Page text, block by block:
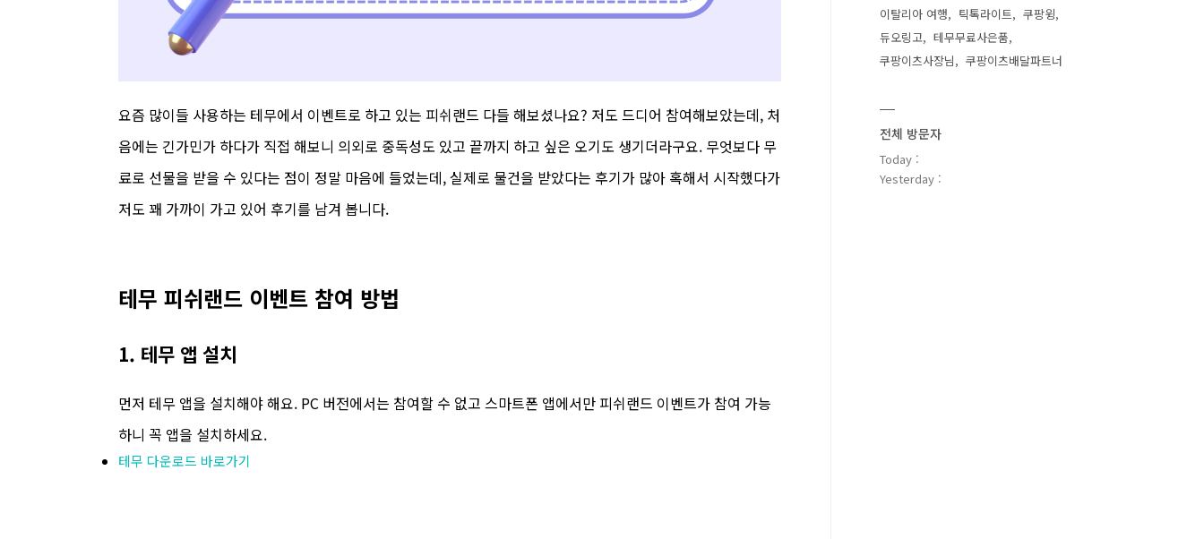
요즘 많이들 사용하는 테무에서 이벤트로 하고 있는 피쉬랜드 다들 해보셨나요? 저도 드디어 참여해보았는데, 처
음에는 긴가민가 하다가 직접 해보니 의외로 중독성도 있고 끝까지 하고 싶은 오기도 생기더라구요. 무엇보다 무
료로 선물을 받을 수 있다는 점이 정말 마음에 들었는데, 실제로 물건을 받았다는 후기가 많아 혹해서 시작했다가
저도 꽤 가까이 가고 있어 후기를 남겨 봅니다.
테무 피쉬랜드 이벤트 참여 방법
1. 테무 앱 설치
먼저 테무 앱을 설치해야 해요. PC 버전에서는 참여할 수 없고 스마트폰 앱에서만 피쉬랜드 이벤트가 참여 가능
하니 꼭 앱을 설치하세요.
테무 다운로드 바로가기
이탈리아 여행
틱톡라이트
쿠팡윙
듀오링고
테무무료사은품
쿠팡이츠사장님
쿠팡이츠배달파트너
전체 방문자
Today :
Yesterday :